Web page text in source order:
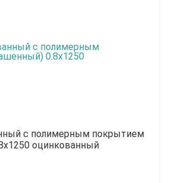
с полимерным покрытием
оцинкованный